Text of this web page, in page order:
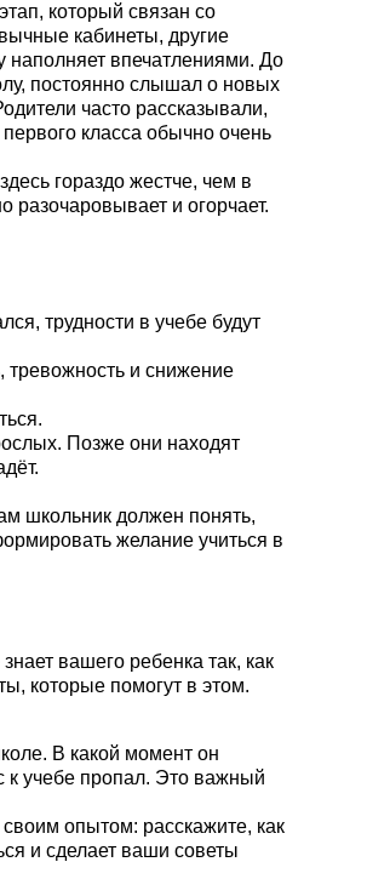
который связан со
кабинеты, другие
наполняет впечатлениями. До
постоянно слышал о новых
часто рассказывали,
класса обычно очень
гораздо жестче, чем в
разочаровывает и огорчает.
трудности в учебе будут
тревожность и снижение
Позже они находят
школьник должен понять,
желание учиться в
вашего ребенка так, как
которые помогут в этом.
В какой момент он
к учебе пропал. Это важный
опытом: расскажите, как
и сделает ваши советы